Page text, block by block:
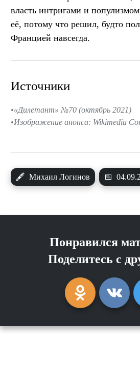
власть интригами и
её, потому что решил, будто
Францией навсегда.
🖋 Михаил Логинов 📅
Источники
«Дилетант» №70 (октябрь 2021)
Изображение анонса: Wikimedia
Понравился
Поделитесь с